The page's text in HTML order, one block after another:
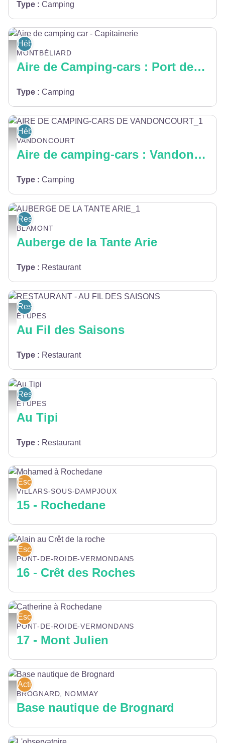
Type : Camping
Aire de camping car - Capitainerie - Pays de Montbéliard Tourisme
Hébergement
MONTBÉLIARD
Aire de Camping-cars : Port de Plaisance
Type : Camping
AIRE DE CAMPING-CARS DE VANDONCOURT_1 - ©Office de Tourisme du
Hébergement
VANDONCOURT
Aire de camping-cars : Vandoncourt
Type : Camping
AUBERGE DE LA TANTE ARIE_1 - AUBERGE DE LA TANTE ARIE
Restaurants
BLAMONT
Auberge de la Tante Arie
Type : Restaurant
RESTAURANT - AU FIL DES SAISONS - © Apicius, Poligny
Restaurants
ÉTUPES
Au Fil des Saisons
Type : Restaurant
Au Tipi - ©Au Tipi
Restaurants
ÉTUPES
Au Tipi
Type : Restaurant
Mohamed à Rochedane - Stephan Paillard
Escalade
VILLARS-SOUS-DAMPJOUX
15 - Rochedane
Alain au Crêt de la roche - Gilles Blanchon
Escalade
PONT-DE-ROIDE-VERMONDANS
16 - Crêt des Roches
Catherine à Rochedane - Stephan Paillard
Escalade
PONT-DE-ROIDE-VERMONDANS
17 - Mont Julien
Base nautique de Brognard - Pays de Montbéliard Tourisme
Activités nautiques
BROGNARD, NOMMAY
Base nautique de Brognard